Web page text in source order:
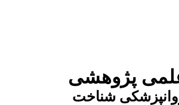
پژوهشی
شناخت